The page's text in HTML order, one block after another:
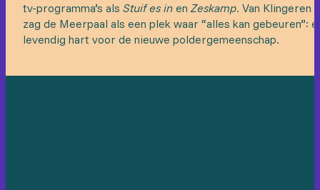
tv-programma’s als Stuif es in enZeskamp. Van Klingeren
zag de Meerpaal als een plek waar “alles kan gebeuren”:
levendig hart voor de nieuwe poldergemeenschap.